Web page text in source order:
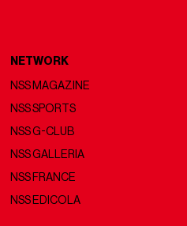
NETWORK
NSS MAGAZINE
NSS SPORTS
NSS G-CLUB
NSS GALLERIA
NSS FRANCE
NSS EDICOLA